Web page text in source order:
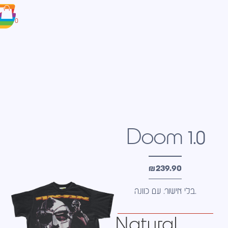
0
Doom 1.0
₪239.90
בלי אישור. עם כוונה.